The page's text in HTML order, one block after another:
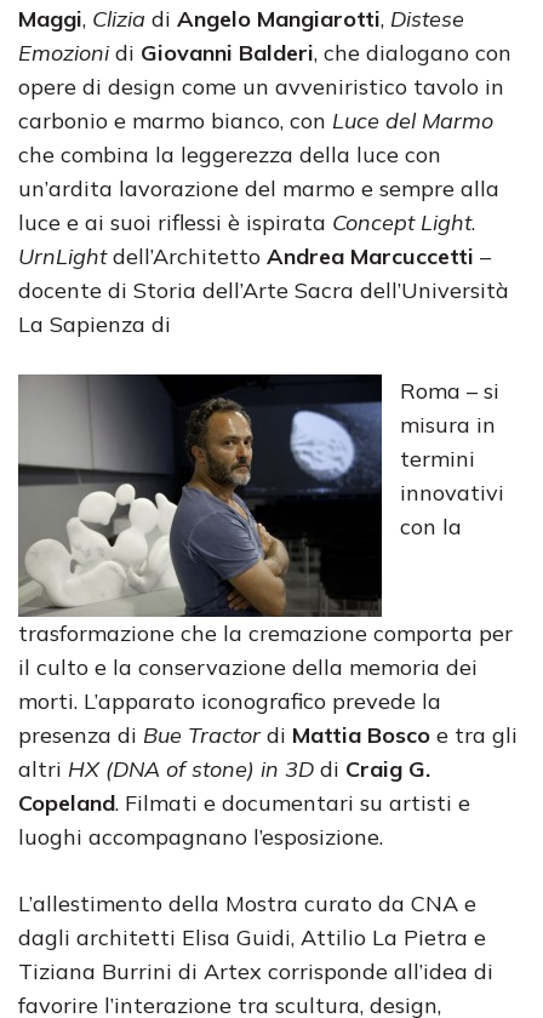
Maggi, Clizia di Angelo Mangiarotti, Distese
Emozionidi Giovanni Balderi, che dialogano con
opere di design come un avveniristico tavolo in
carbonio e marmo bianco, con Luce del Marmo
che combina la leggerezza della luce con
un’ardita lavorazione del marmo e sempre alla
luce e ai suoi riflessi è ispirata Concept Light.
UrnLightdell’Architetto Andrea Marcuccetti –
docente di Storia dell’Arte Sacra dell’Università
La Sapienza di
Roma – si
misura in
termini
innovativi
con la
trasformazione che la cremazione comporta per
il culto e la conservazione della memoria dei
morti. L’apparato iconografico prevede la
presenza di Bue Tractor di Mattia Bosco e tra gli
altri HX (DNA of stone) in 3D di Craig G.
Copeland. Filmati e documentari su artisti e
luoghi accompagnano l’esposizione.
L’allestimento della Mostra curato da CNA e
dagli architetti Elisa Guidi, Attilio La Pietra e
Tiziana Burrini di Artex corrisponde all’idea di
favorire l’interazione tra scultura, design,